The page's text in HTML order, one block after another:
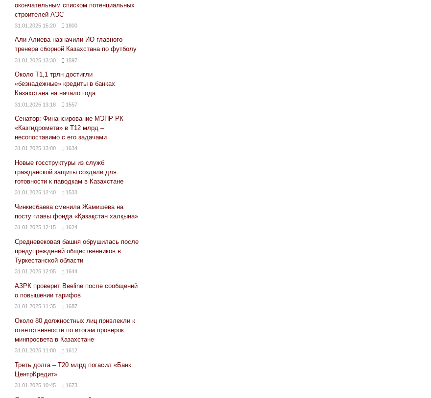
окончательным списком потенциальных
строителей АЭС
31.01.2025 15:20 1800
Али Алиева назначили ИО главного
тренера сборной Казахстана по футболу
31.01.2025 13:30 1597
Около Т1,1 трлн достигли
«безнадежные» кредиты в банках
Казахстана на начало года
31.01.2025 13:18 1557
Сенатор: Финансирование МЭПР РК
«Казгидромета» в Т12 млрд –
несопоставимо с его задачами
31.01.2025 13:00 1634
Новые госструктуры из служб
гражданской защиты создали для
готовности к паводкам в Казахстане
31.01.2025 12:40 1533
Чинкисбаева сменила Жамишева на
посту главы фонда «Қазақстан халқына»
31.01.2025 12:15 1624
Средневековая башня обрушилась после
предупреждений общественников в
Туркестанской области
31.01.2025 12:05 1644
АЗРК проверит Beeline после сообщений
о повышении тарифов
31.01.2025 11:35 1687
Около 80 должностных лиц привлекли к
ответственности по итогам проверок
минпросвета в Казахстане
31.01.2025 11:00 1612
Треть долга – Т20 млрд погасил «Банк
ЦентрКредит»
31.01.2025 10:45 1673